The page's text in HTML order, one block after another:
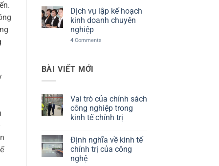
Dịch vụ lập kế hoạch
kinh doanh chuyên
nghiệp
4Comments
BÀI VIẾT MỚI
Vai trò của chính sách
công nghiệp trong
kinh tế chính trị
bình
luận
ở
Vai
Định nghĩa về kinh tế
chính trị của công
nghệ